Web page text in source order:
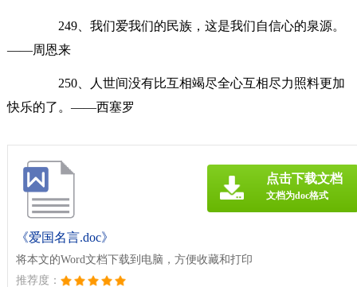
249、我们爱我们的民族，这是我们自信心的泉源。
——周恩来
250、人世间没有比互相竭尽全心互相尽力照料更加
快乐的了。——西塞罗
《爱国名言.doc》
将本文的Word文档下载到电脑，方便收藏和打印
推荐度：
点击下载文档
文档为doc格式